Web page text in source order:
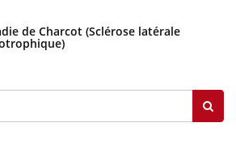
de Charcot (Sclérose latérale